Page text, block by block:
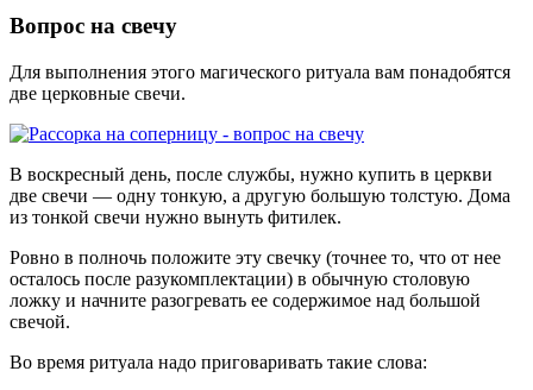
Вопрос на свечу
Для выполнения этого магического ритуала вам понадобятся
две церковные свечи.
В воскресный день, после службы, нужно купить в церкви
две свечи — одну тонкую, а другую большую толстую. Дома
из тонкой свечи нужно вынуть фитилек.
Ровно в полночь положите эту свечку (точнее то, что от нее
осталось после разукомплектации) в обычную столовую
ложку и начните разогревать ее содержимое над большой
свечой.
Во время ритуала надо приговаривать такие слова: